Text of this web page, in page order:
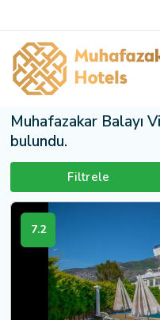
Muhafazakar Balayı
bulundu.
Filtrele
7.2